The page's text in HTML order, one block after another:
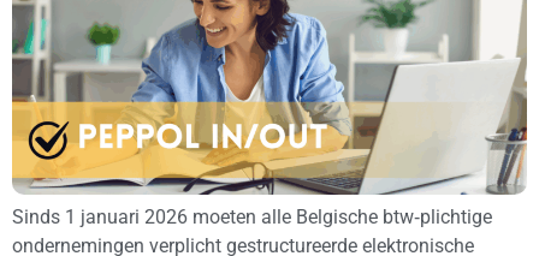
Sinds 1 januari 2026 moeten alle Belgische btw‑plichtige
ondernemingen verplicht gestructureerde elektronische